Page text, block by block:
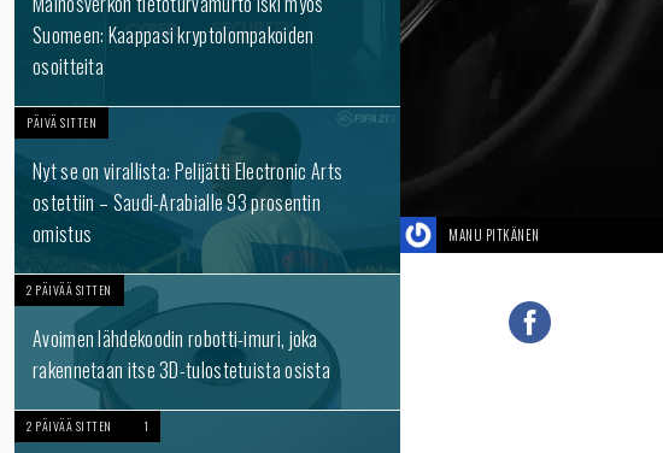
Suomeen: Kaappasi kryptolompakoiden
osoitteita
PÄIVÄ SITTEN
Nyt se on virallista: Pelijätti Electronic Arts
ostettiin – Saudi-Arabialle 93 prosentin
omistus
2 PÄIVÄÄ SITTEN
Avoimen lähdekoodin robotti-imuri, joka
rakennetaan itse 3D-tulostetuista osista
2 PÄIVÄÄ SITTEN 1
MANU PITKÄNEN